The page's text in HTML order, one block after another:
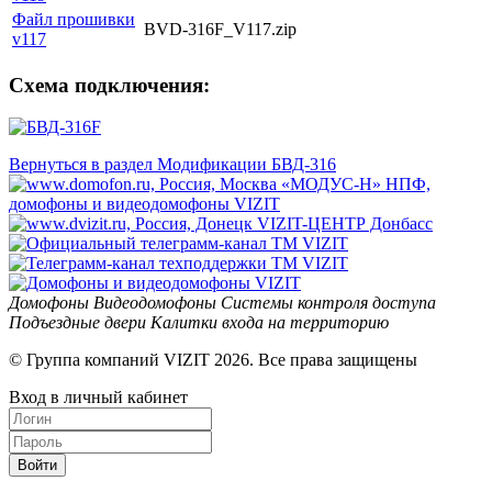
Файл прошивки
v117
BVD-316F_V117.zip
Схема подключения:
Вернуться в раздел Модификации БВД-316
Домофоны Видеодомофоны Системы контроля доступа
Подъездные двери Калитки входа на территорию
© Группа компаний VIZIT 2026. Все права защищены
Вход в личный кабинет